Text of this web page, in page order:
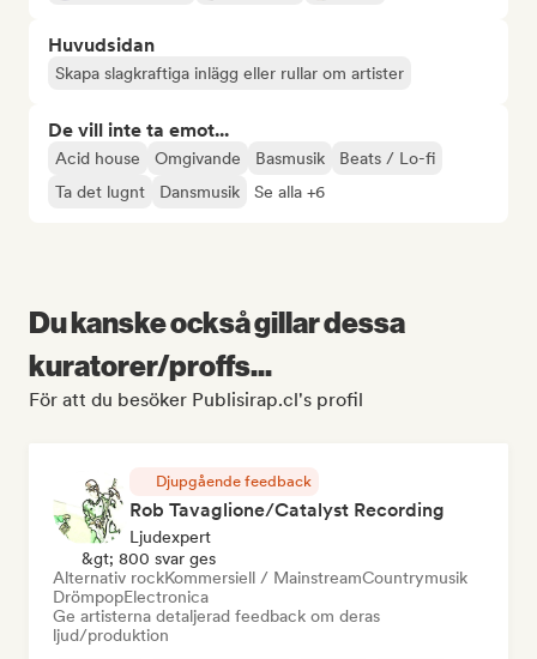
Huvudsidan
Skapa slagkraftiga inlägg eller rullar om artister
De vill inte ta emot...
Acid house Omgivande Basmusik
Beats / Lo-fi
Ta det lugnt
Dansmusik Se alla +6
Du kanske också gillar dessa
kuratorer/proffs...
För att du besöker Publisirap.cl's profil
Djupgående feedback
Rob Tavaglione/Catalyst Recording
Ljudexpert
&gt; 800 svar ges
Alternativ rockKommersiell / MainstreamCountrymusik
DrömpopElectronica
Ge artisterna detaljerad feedback om deras
ljud/produktion